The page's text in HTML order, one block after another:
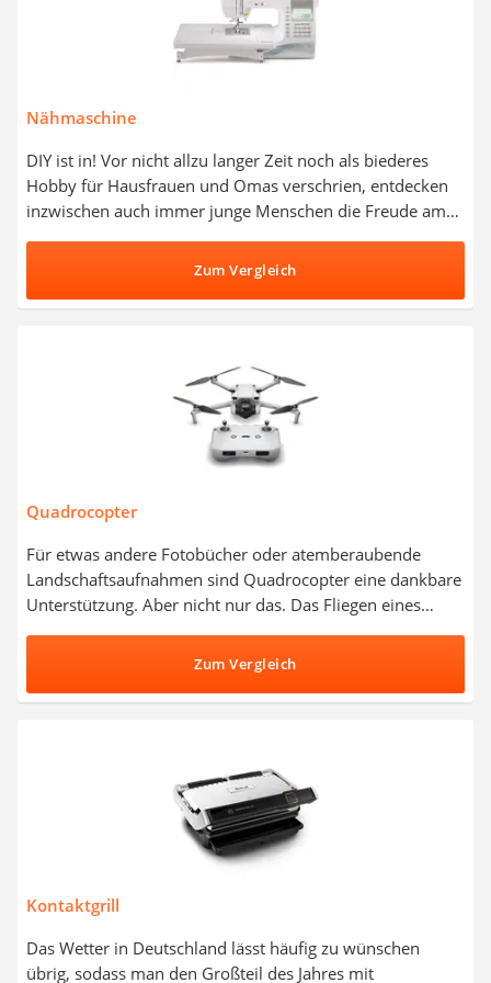
Nähmaschine
DIY ist in! Vor nicht allzu langer Zeit noch als biederes
Hobby für Hausfrauen und Omas verschrien, entdecken
inzwischen auch immer junge Menschen die Freude am
können dabei selbst Anfänger zu versierten Schneidern
werden. Laut gängiger Tests im Internet sollte eine gute
Nähmaschine möglichst viele Nähprogramme bieten und
Wählen Sie jetzt aus unserer Vergleichs-Tabelle eine
Freiarm- oder Overlock-Nähmaschine mit automatischem
Einfädler und setzen Sie Ihre kreativen Projekte noch
Zum Vergleich
Quadrocopter
Für etwas andere Fotobücher oder atemberaubende
Landschaftsaufnahmen sind Quadrocopter eine dankbare
Unterstützung. Aber nicht nur das. Das Fliegen eines
der richtigen Ausstattung kann man noch von einigen
weiteren Funktionen profitieren. Entscheiden Sie sich für
einen Quadrocopter, der in Tests mit einer exzellenten
können. Einige Modelle sind sogar zusätzlich mit VR-
Zum Vergleich
Kontaktgrill
Das Wetter in Deutschland lässt häufig zu wünschen
übrig, sodass man den Großteil des Jahres mit